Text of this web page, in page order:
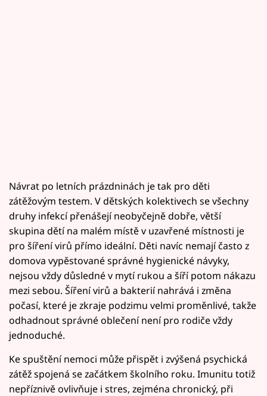
Návrat po letních prázdninách je tak pro děti
zátěžovým testem. V dětských kolektivech se všechny
druhy infekcí přenášejí neobyčejně dobře, větší
skupina dětí na malém místě v uzavřené místnosti je
pro šíření virů přímo ideální. Děti navíc nemají často z
domova vypěstované správné hygienické návyky,
nejsou vždy důsledné v mytí rukou a šíří potom nákazu
mezi sebou. Šíření virů a bakterií nahrává i změna
počasí, které je zkraje podzimu velmi proměnlivé, takže
odhadnout správné oblečení není pro rodiče vždy
jednoduché.
Ke spuštění nemoci může přispět i zvýšená psychická
zátěž spojená se začátkem školního roku. Imunitu totiž
nepříznivě ovlivňuje i stres, zejména chronický, při